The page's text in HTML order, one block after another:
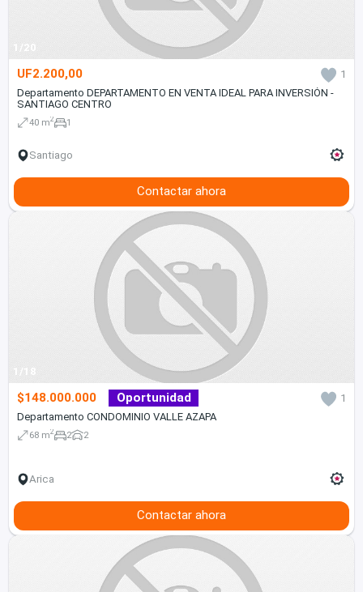
1/20
UF2.200,00
1
Departamento DEPARTAMENTO EN VENTA IDEAL PARA INVERSIÓN -
SANTIAGO CENTRO
40 m2 1
Santiago
Contactar ahora
1/18
$148.000.000 Oportunidad
1
Departamento CONDOMINIO VALLE AZAPA
68 m2 2 2
Arica
Contactar ahora